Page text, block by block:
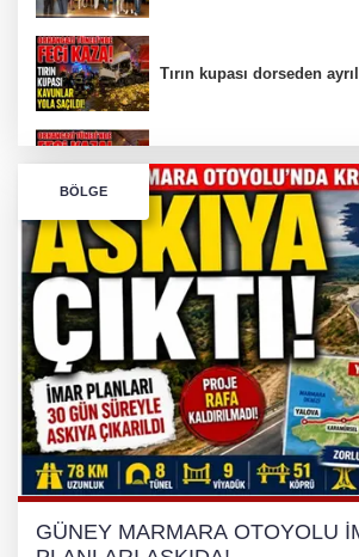
Tırın kupası dorseden
Bursa’da Orhangazi
İHRACAT REKORU VAR,
KARŞILIĞI NEREDE?
TONAMİ KÖPRÜSÜ'NDE
GÜNEY MARMARA
PLANLARI ASKIDA!
BÖLGE
GÜNEY MARMARA OTOYOLU